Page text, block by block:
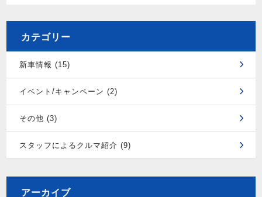
カテゴリー
新車情報 (15)
イベント/キャンペーン (2)
その他 (3)
スタッフによるクルマ紹介 (9)
アーカイブ